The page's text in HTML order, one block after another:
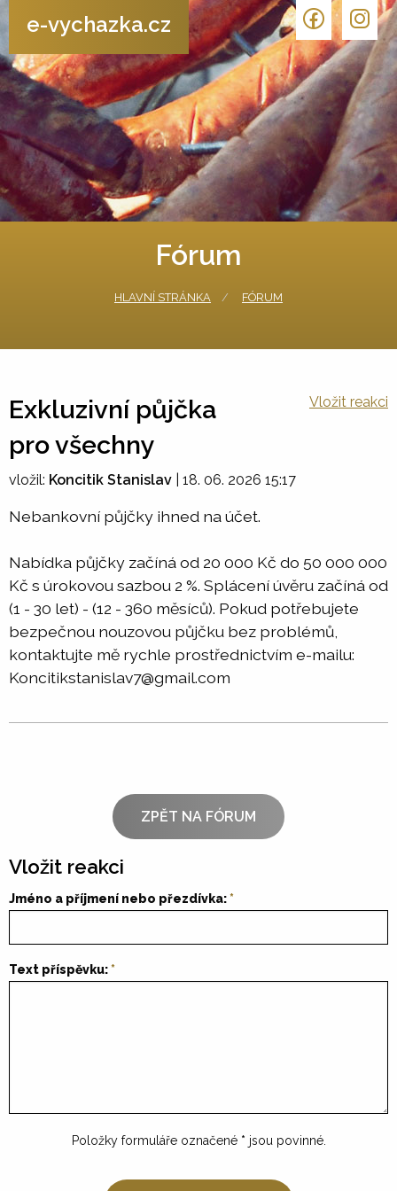
e-vychazka.cz
Fórum
HLAVNÍ STRÁNKA FÓRUM
Exkluzivní půjčka
pro všechny
Vložit reakci
vložil: Koncitik Stanislav 18. 06. 2026 15:17
Nebankovní půjčky ihned na účet.
Nabídka půjčky začíná od 20 000 Kč do 50 000 000
Kč s úrokovou sazbou 2 %. Splácení úvěru začíná od
(1 - 30 let) - (12 - 360 měsíců). Pokud potřebujete
bezpečnou nouzovou půjčku bez problémů,
kontaktujte mě rychle prostřednictvím e-mailu:
Koncitikstanislav7@gmail.com
ZPĚT NA FÓRUM
Vložit reakci
Jméno a příjmení nebo přezdívka:
Text příspěvku:
Položky formuláře označené * jsou povinné.